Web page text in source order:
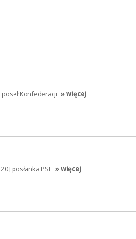
Konfederacji » więcej
posłanka PSL » więcej